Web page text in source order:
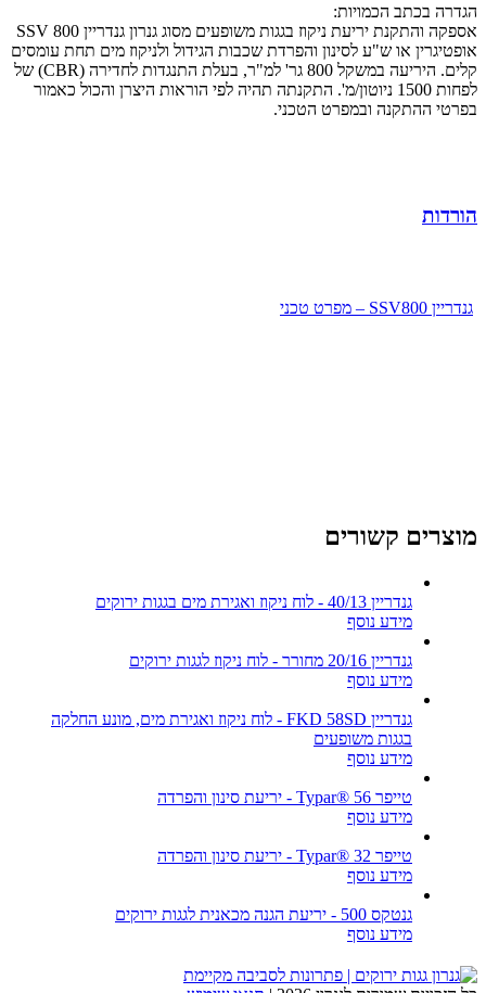
הגדרה בכתב הכמויות:
אספקה והתקנת יריעת ניקוז בגגות משופעים מסוג גנרון גנדריין SSV 800
אופטיגרין או ש"ע לסינון והפרדת שכבות הגידול ולניקוז מים תחת עומסים
קלים. היריעה במשקל 800 גר' למ"ר, בעלת התנגדות לחדירה (CBR) של
לפחות 1500 ניוטון/מ'. התקנתה תהיה לפי הוראות היצרן והכול כאמור
בפרטי ההתקנה ובמפרט הטכני.
הורדות
גנדריין SSV800 – מפרט טכני
מוצרים קשורים
גנדריין 40/13 - לוח ניקוז ואגירת מים בגגות ירוקים
מידע נוסף
גנדריין 20/16 מחורר - לוח ניקוז לגגות ירוקים
מידע נוסף
גנדריין FKD 58SD - לוח ניקוז ואגירת מים, מונע החלקה
בגגות משופעים
מידע נוסף
טייפר Typar® 56 - יריעת סינון והפרדה
מידע נוסף
טייפר Typar® 32 - יריעת סינון והפרדה
מידע נוסף
גנטקס 500 - יריעת הגנה מכאנית לגגות ירוקים
מידע נוסף